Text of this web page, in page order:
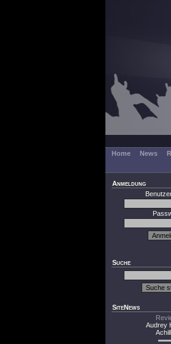
Home News
Anmeldung
Suche
SiteNews
Audrey